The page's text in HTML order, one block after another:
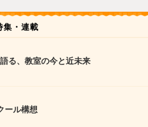
集・連載
る、教室の今と近未来
ール構想